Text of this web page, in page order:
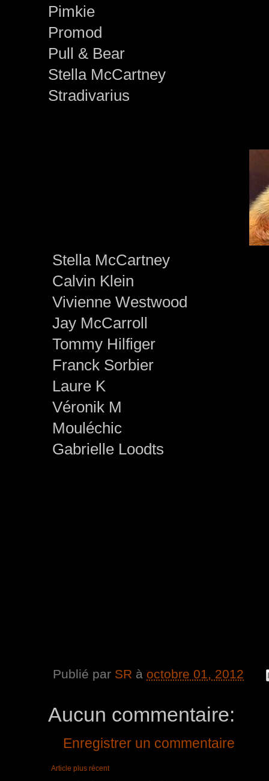
Pimkie
Promod
Pull & Bear
Stella McCartney
Stradivarius
Stella McCartney
Calvin Klein
Vivienne Westwood
Jay McCarroll
Tommy Hilfiger
Franck Sorbier
Laure K
Véronik M
Mouléchic
Gabrielle Loodts
Publié par SR à octobre 01, 2012
Aucun commentaire:
Enregistrer un commentaire
Article plus récent